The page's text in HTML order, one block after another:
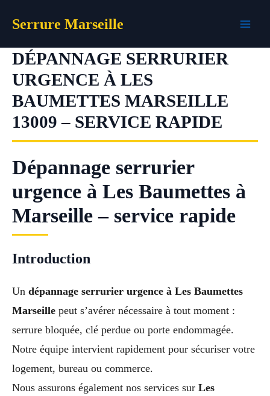
Serrure Marseille
DÉPANNAGE SERRURIER
URGENCE À LES
BAUMETTES MARSEILLE
13009 – SERVICE RAPIDE
Dépannage serrurier
urgence à Les Baumettes à
Marseille – service rapide
Introduction
Un dépannage serrurier urgence à Les Baumettes
Marseille peut s’avérer nécessaire à tout moment :
serrure bloquée, clé perdue ou porte endommagée.
Notre équipe intervient rapidement pour sécuriser votre
logement, bureau ou commerce.
Nous assurons également nos services sur Les